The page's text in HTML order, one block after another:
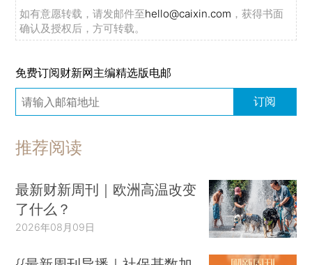
如有意愿转载，请发邮件至hello@caixin.com ，获得书面
确认及授权后，方可转载。
免费订阅财新网主编精选版电邮
订阅
推荐阅读
最新财新周刊｜欧洲高温改变
了什么？
2026年08月09日